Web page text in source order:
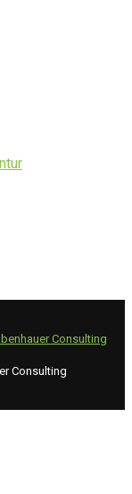
Consulting
Consulting